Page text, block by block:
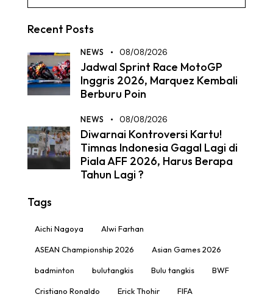
Recent Posts
NEWS 08/08/2026
Jadwal Sprint Race MotoGP
Inggris 2026, Marquez Kembali
Berburu Poin
NEWS 08/08/2026
Diwarnai Kontroversi Kartu!
Timnas Indonesia Gagal Lagi di
Piala AFF 2026, Harus Berapa
Tahun Lagi ?
Tags
Aichi Nagoya Alwi Farhan
ASEAN Championship 2026 Asian Games 2026
badminton bulutangkis Bulu tangkis BWF
Cristiano Ronaldo Erick Thohir FIFA